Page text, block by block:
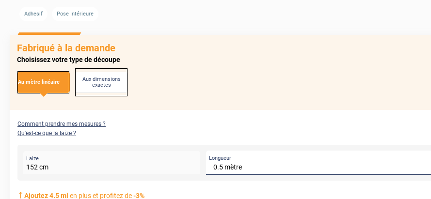
Adhesif Pose Intérieure
Fabriqué à la demande
Choisissez votre type de découpe
Au mètre linéaire
Aux dimensions
exactes
Comment prendre mes mesures ?
Qu'est-ce que la laize ?
Laize
152cm
Longueur
Ajoutez4.5ml en plus et profitez de-3%